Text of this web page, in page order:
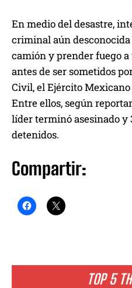
TOP 5
En medio del desastre,
criminal aún
camión y prender fuego a
antes de ser sometidos
Civil, el Ejército
Entre ellos, según
líder terminó asesinado y
detenidos.
Compartir: